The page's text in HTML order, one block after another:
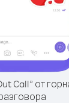
Call” от